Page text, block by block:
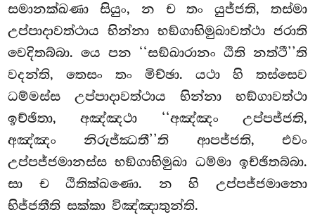
සමානක්ඛණා සියුං, න ච තං යුජ්ජති, තස්මා
උප්පාදාවත්ථාය භින්නා භඞ්ගාභිමුඛාවත්ථා ජරාති
වෙදිතබ්බා. යෙ පන ‘‘සඞ්ඛාරානං ඨිති නත්ථී’’ති
වදන්ති, තෙසං තං මිච්ඡා. යථා හි තස්සෙව
ධම්මස්ස උප්පාදාවත්ථාය භින්නා භඞ්ගාවත්ථා
ඉච්ඡිතා, අඤ්ඤථා ‘‘අඤ්ඤං උප්පජ්ජති,
අඤ්ඤං නිරුජ්ඣතී’’ති ආපජ්ජති, එවං
උප්පජ්ජමානස්ස භඞ්ගාභිමුඛා ධම්මා ඉච්ඡිතබ්බා.
සා ච ඨිතික්ඛණො. න හි උප්පජ්ජමානො
භිජ්ජතීති සක්කා විඤ්ඤාතුන්ති.